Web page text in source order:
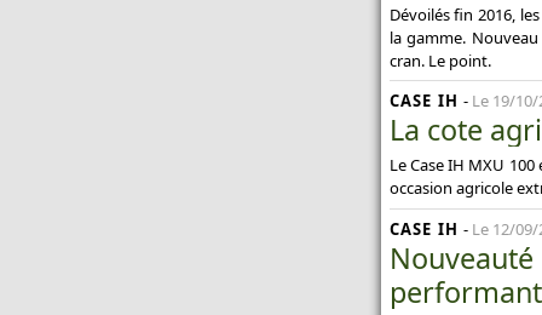
Dévoilés fin 2016,
la gamme.
cran. Le point.
CASE IH - Le 19/10/
La cote
Le Case IH MXU
occasion agricole
CASE IH - Le 12/09/
performant